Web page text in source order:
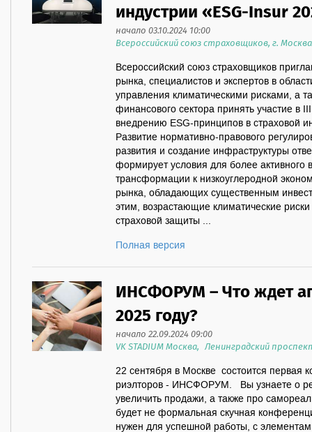
индустрии «ESG-Insur
начало 03.10.2024 10:00
Всероссийский союз страховщиков, г. Москва
Всероссийский союз страховщиков
рынка, специалистов и экспертов в
управления климатическими рисками, а
финансового сектора принять участие
внедрению ESG-принципов в страховой
Развитие нормативно-правового
развития и создание инфраструктуры
формирует условия для более активного
трансформации к низкоуглеродной
рынка, обладающих существенным
этим, возрастающие климатические
страховой защиты ...
Полная версия
ИНСФОРУМ – Что ждет
2025 году?
начало 22.09.2024 09:00
VK STADIUM Москва, Ленинградский
22 сентября в Москве состоится первая
риэлторов - ИНСФОРУМ. Вы узнаете о
увеличить продажи, а также про
будет не формальная скучная
нужен для успешной работы, с